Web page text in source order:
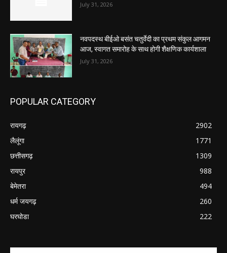
July 31, 2026
नवपदस्थ बीईओ बसंत चतुर्वेदी का प्रथम संकुल आगमन
आज, स्वागत समारोह के साथ होगी शैक्षणिक कार्यशाला
July 31, 2026
POPULAR CATEGORY
रायगढ़
2902
लैलूंगा
1771
छत्तीसगढ़
1309
रायपुर
988
बेमेतरा
494
धर्म जयगढ़
260
घरघोडा
222